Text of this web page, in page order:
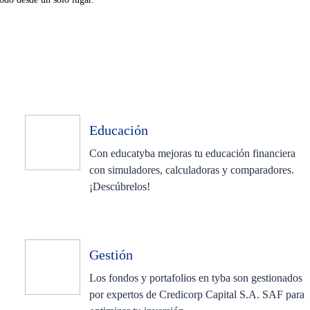
Educación
Con educatyba mejoras tu educación financiera
con simuladores, calculadoras y comparadores.
¡Descúbrelos!
Gestión
Los fondos y portafolios en tyba son gestionados
por expertos de Credicorp Capital S.A. SAF para